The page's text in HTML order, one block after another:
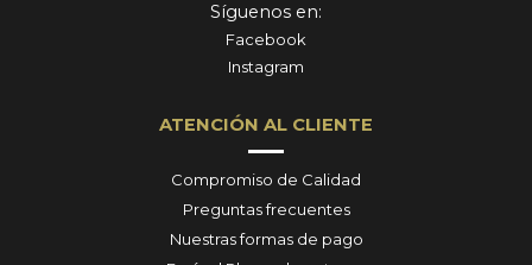
Síguenos en:
Facebook
Instagram
ATENCIÓN AL CLIENTE
Compromiso de Calidad
Preguntas frecuentes
Nuestras formas de pago